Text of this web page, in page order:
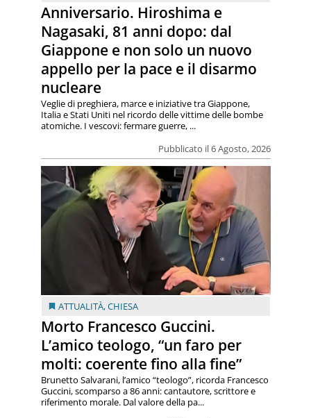
Anniversario. Hiroshima e
Nagasaki, 81 anni dopo: dal
Giappone e non solo un nuovo
appello per la pace e il disarmo
nucleare
Pubblicato il 6 Agosto, 2026
Veglie di preghiera, marce e iniziative tra Giappone,
Italia e Stati Uniti nel ricordo delle vittime delle bombe
atomiche. I vescovi: fermare guerre, ...
ATTUALITÀ,CHIESA
Morto Francesco Guccini.
L’amico teologo, “un faro per
molti: coerente fino alla fine”
Brunetto Salvarani, l’amico “teologo”, ricorda Francesco
Guccini, scomparso a 86 anni: cantautore, scrittore e
riferimento morale. Dal valore della pa...